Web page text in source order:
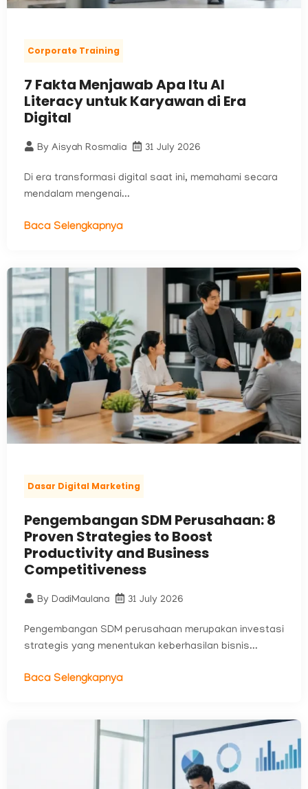
Corporate Training
7 Fakta Menjawab Apa Itu AI
Literacy untuk Karyawan di Era
Digital
By Aisyah Rosmalia 31 July 2026
Di era transformasi digital saat ini, memahami secara
mendalam mengenai...
Baca Selengkapnya
Dasar Digital Marketing
Pengembangan SDM Perusahaan: 8
Proven Strategies to Boost
Productivity and Business
Competitiveness
By DadiMaulana 31 July 2026
Pengembangan SDM perusahaan merupakan investasi
strategis yang menentukan keberhasilan bisnis...
Baca Selengkapnya